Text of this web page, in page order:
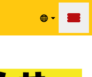
メニ